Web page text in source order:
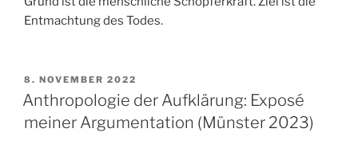
Entmachtung des Todes.
VERÖFFENTLICHT
AM
8. NOVEMBER 2022
Anthropologie der Aufklärung: Exposé
meiner Argumentation (Münster 2023)